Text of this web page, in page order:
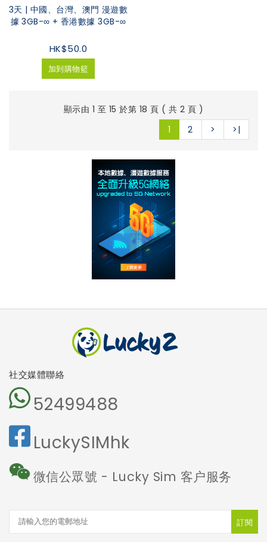
3天 | 中國、台灣、澳門 漫遊數
據 3GB-∞ + 香港數據 3GB-∞
HK$50.0
加到購物籃
顯示由 1 至 15 於第 18 頁 ( 共 2 頁 )
1
2 > >|
社交媒體聯絡
52499488
LuckySIMhk
微信公眾號 - Lucky Sim 客户服务
訂閱